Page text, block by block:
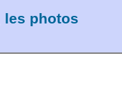
les photos